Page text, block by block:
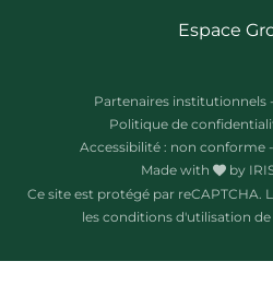
Espace
Partenaires institutionnels -
Politique de
Accessibilité : non conforme -
Made with
by
Ce site est protégé par reCAPTCHA.
les conditions d'utilisation